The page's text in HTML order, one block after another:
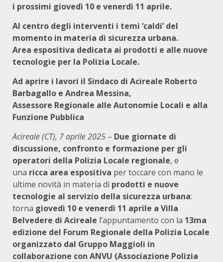
i prossimi giovedì 10 e venerdì 11 aprile.
Al centro degli interventi i temi ‘caldi’ del
momento in materia di sicurezza urbana.
Area espositiva dedicata ai prodotti e alle nuove
tecnologie per la Polizia Locale.
Ad aprire i lavori il Sindaco di Acireale Roberto
Barbagallo e Andrea Messina,
Assessore Regionale alle Autonomie Locali e alla
Funzione Pubblica
Acireale (CT), 7 aprile 2025 – Due giornate di
discussione, confronto e formazione per gli
operatori della Polizia Locale regionale, e
una ricca area espositiva per toccare con mano le
ultime novità in materia di prodotti e nuove
tecnologie al servizio della sicurezza urbana:
torna giovedì 10 e venerdì 11 aprile a Villa
Belvedere di Acireale l’appuntamento con la 13ma
edizione del Forum Regionale della Polizia Locale
organizzato dal Gruppo Maggioli in
collaborazione con ANVU (Associazione Polizia